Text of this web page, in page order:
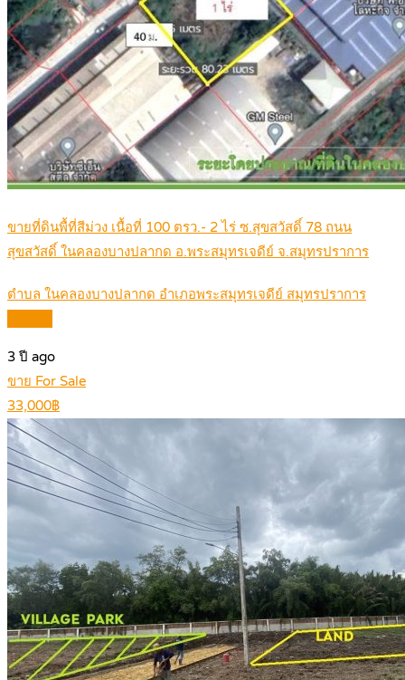
ขายที่ดินพื้ที่สีม่วง เนื้อที่ 100 ตรว.- 2 ไร่ ซ.สุขสวัสดิ์ 78 ถนน
สุขสวัสดิ์ ในคลองบางปลากด อ.พระสมุทรเจดีย์ จ.สมุทรปราการ
ตำบล ในคลองบางปลากด อำเภอพระสมุทรเจดีย์ สมุทรปราการ
3 ปี ago
ขาย For Sale
33,000฿